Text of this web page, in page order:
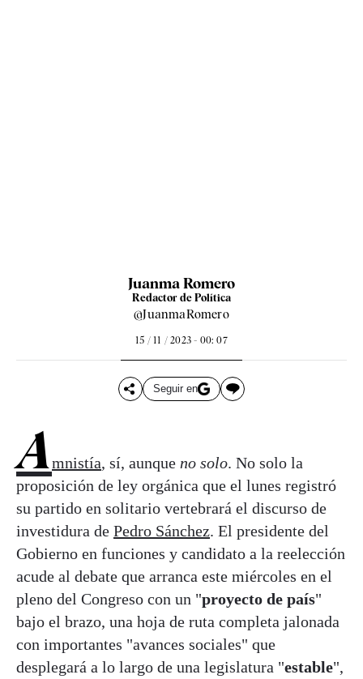
Juanma Romero
Redactor de Política
@JuanmaRomero
15 / 11 / 2023 - 00: 07
Seguir en
Amnistía, sí, aunque no solo. No solo la
proposición de ley orgánica que el lunes registró
su partido en solitario vertebrará el discurso de
investidura de Pedro Sánchez. El presidente del
Gobierno en funciones y candidato a la reelección
acude al debate que arranca este miércoles en el
pleno del Congreso con un "proyecto de país"
bajo el brazo, una hoja de ruta completa jalonada
con importantes "avances sociales" que
desplegará a lo largo de una legislatura "estable",